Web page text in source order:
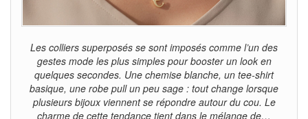
Les colliers superposés se sont imposés comme l’un des
gestes mode les plus simples pour booster un look en
quelques secondes. Une chemise blanche, un tee-shirt
basique, une robe pull un peu sage : tout change lorsque
plusieurs bijoux viennent se répondre autour du cou. Le
charme de cette tendance tient dans le mélange de…